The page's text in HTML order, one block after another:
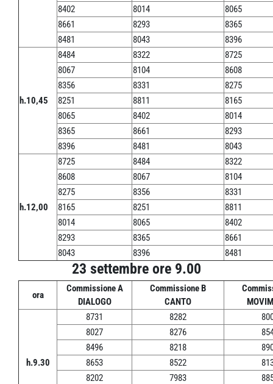
8402
8014
8065
8661
8293
8365
8481
8043 8396
h.10,45
8484 8322
8725
8067
8104
8608
8356
8331
8275
8251
8811
8165
8065
8402
8014
8365
8661
8293
8396
8481 8043
h.12,00
8725 8484
8322
8608
8067
8104
8275
8356
8331
8165
8251
8811
8014
8065
8402
8293
8365
8661
8043
8396 8481
23 settembre ore 9.00
ora
Commissione A
DIALOGO
Commissione B
CANTO
h.9.30
8731 8282
8027
8276
8496
8218
8653
8522
8202
7983